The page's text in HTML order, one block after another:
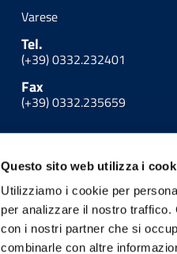
Questo sito web utilizza i
Utilizziamo i cookie per
per analizzare il nostro
con i nostri partner che si
combinarle con altre
Varese
Tel.
(+39) 0332.232401
Fax
(+39) 0332.235659